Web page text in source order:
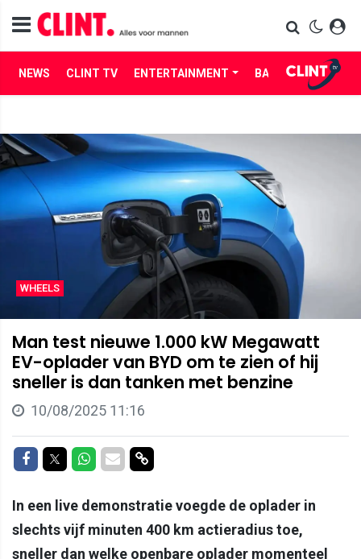
NEWS CLINT TV ENTERTAINMENT BABES LIFE
WHEELS
Man test nieuwe 1.000 kW Megawatt
EV-oplader van BYD om te zien of hij
sneller is dan tanken met benzine
10/08/2025 11:16
Delen op Facebook
Delen op Twitter
Delen op Whatsapp
Delen via Mail
Delen via link
In een live demonstratie voegde de oplader in
slechts vijf minuten 400 km actieradius toe,
sneller dan welke openbare oplader momenteel